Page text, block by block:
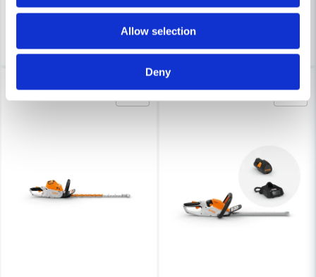
Allow selection
Deny
7-10 arbetsdagar
2-4 veckor